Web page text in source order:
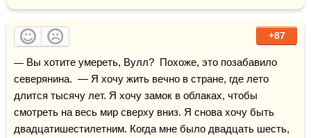
+87
— Вы хотите умереть, Вулл?  Похоже, это позабавило
северянина.  — Я хочу жить вечно в стране, где лето
длится тысячу лет. Я хочу замок в облаках, чтобы
смотреть на весь мир сверху вниз. Я снова хочу быть
двадцатишестилетним. Когда мне было двадцать шесть,